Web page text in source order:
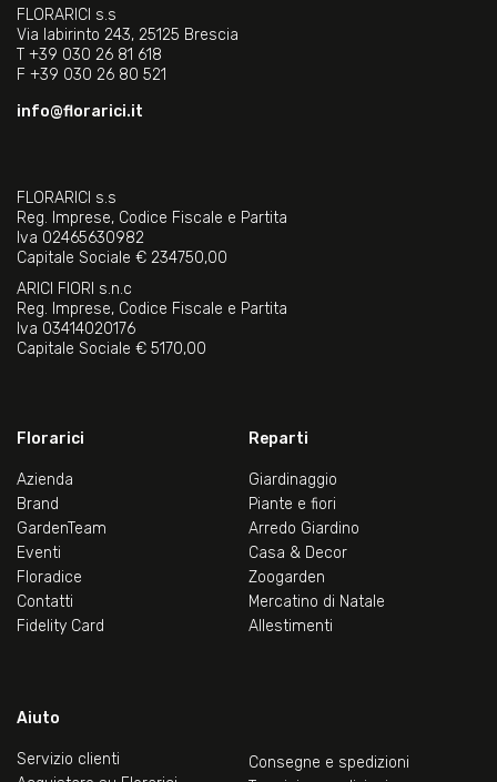
FLORARICI s.s
Via labirinto 243, 25125 Brescia
T +39 030 26 81 618
F +39 030 26 80 521
info@florarici.it
FLORARICI s.s
Reg. Imprese, Codice Fiscale e Partita
Iva 02465630982
Capitale Sociale € 234750,00
ARICI FIORI s.n.c
Reg. Imprese, Codice Fiscale e Partita
Iva 03414020176
Capitale Sociale € 5170,00
Florarici
Azienda
Brand
GardenTeam
Eventi
Floradice
Contatti
Fidelity Card
Reparti
Giardinaggio
Piante e fiori
Arredo Giardino
Casa & Decor
Zoogarden
Mercatino di Natale
Allestimenti
Aiuto
Servizio clienti
Consegne e spedizioni